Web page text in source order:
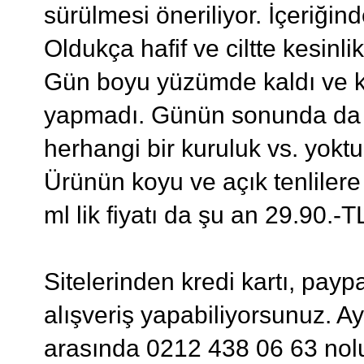
sürülmesi öneriliyor.
Oldukça hafif ve ciltte
Gün boyu yüzümde kaldı
yapmadı. Günün sonunda
herhangi bir kuruluk vs.
Ürünün koyu ve açık
ml lik fiyatı da şu an 29.90.-
Sitelerinden kredi kartı,
alışveriş yapabiliyorsunuz.
arasında 0212 438 06 63